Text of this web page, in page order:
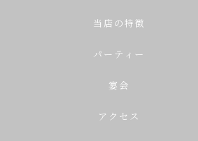
当店の特徴
パーティー
宴会
アクセス